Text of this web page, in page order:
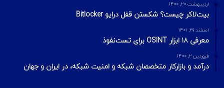
اردیبهشت ۲۰, ۱۴۰۰
بیت‌لاکر چیست؟ شکستن قفل درایو Bitlocker
اسفند ۲۹, ۱۴۰۱
معرفی ۱۸ ابزار OSINT برای تست‌نفوذ
فروردین ۲, ۱۴۰۰
درآمد و بازارکار متخصصان شبکه و امنیت شبکه، در ایران و جهان